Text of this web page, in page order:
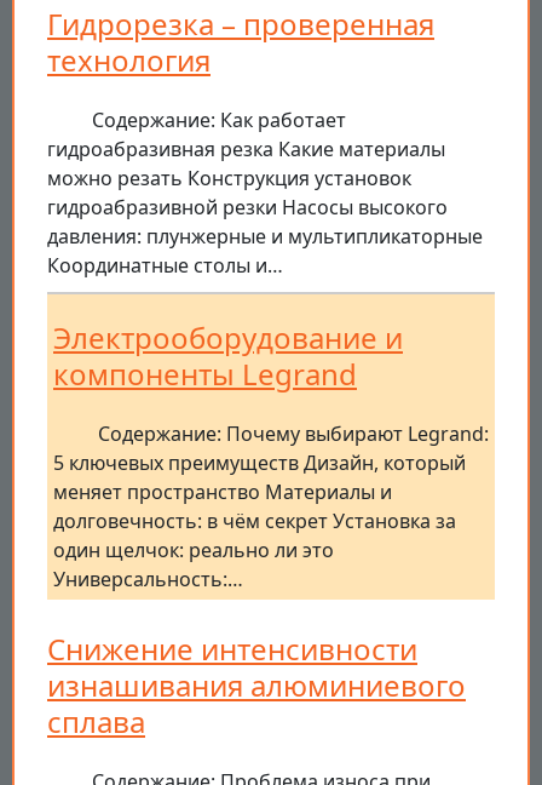
Гидрорезка – проверенная
технология
Содержание: Как работает
гидроабразивная резка Какие материалы
можно резать Конструкция установок
гидроабразивной резки Насосы высокого
давления: плунжерные и мультипликаторные
Координатные столы и…
Электрооборудование и
компоненты Legrand
Содержание: Почему выбирают Legrand:
5 ключевых преимуществ Дизайн, который
меняет пространство Материалы и
долговечность: в чём секрет Установка за
один щелчок: реально ли это
Универсальность:…
Снижение интенсивности
изнашивания алюминиевого
сплава